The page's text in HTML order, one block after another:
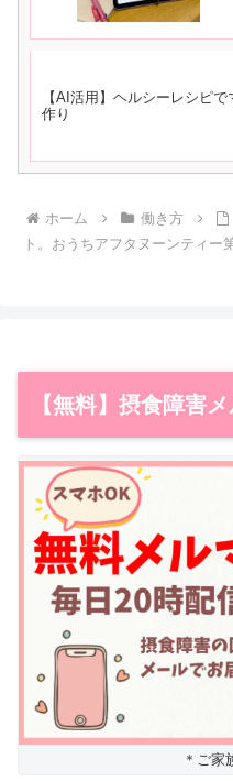
【AI活用】ヘルシーレシピで
作り
ホーム 働き方
ト。おうちアフタヌーンティー
【無料】摂食障害
＊ご家